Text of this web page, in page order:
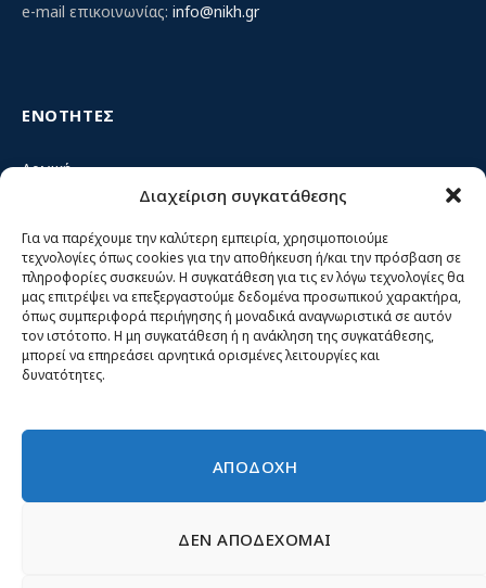
Διαχείριση συγκατάθεσης
Για να παρέχουμε την καλύτερη εμπειρία, χρησιμοποιούμε
τεχνολογίες όπως cookies για την αποθήκευση ή/και την πρόσβαση σε
πληροφορίες συσκευών. Η συγκατάθεση για τις εν λόγω τεχνολογίες θα
μας επιτρέψει να επεξεργαστούμε δεδομένα προσωπικού χαρακτήρα,
όπως συμπεριφορά περιήγησης ή μοναδικά αναγνωριστικά σε αυτόν
τον ιστότοπο. Η μη συγκατάθεση ή η ανάκληση της συγκατάθεσης,
μπορεί να επηρεάσει αρνητικά ορισμένες λειτουργίες και
δυνατότητες.
ΑΠΟΔΟΧΗ
ΔΕΝ ΑΠΟΔΕΧΟΜΑΙ
e-mail επικοινωνίας: info@nikh.gr
ΕΝΟΤΗΤΕΣ
Αρχική
Κίνημα ΝΙΚΗ – Ποιοι είμαστε, αρχές & δράση
Θέσεις
Πρόσωπα
Όργανα και ομάδες
Βίντεο
Δελτία Τύπου
© 2026 Νίκη